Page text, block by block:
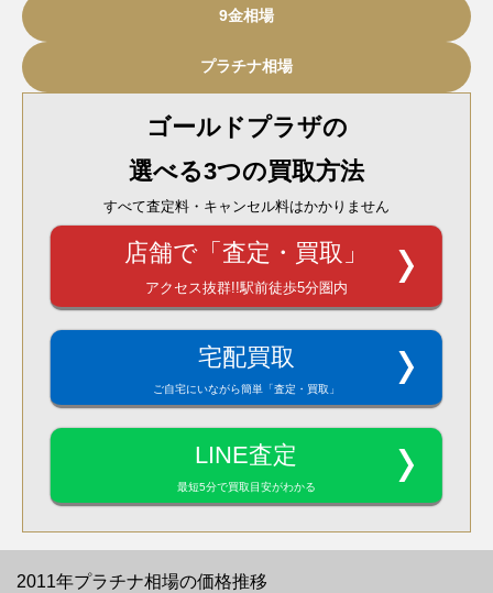
9金相場
プラチナ相場
ゴールドプラザの
選べる3つの買取方法
すべて査定料・キャンセル料はかかりません
店舗で「査定・買取」
アクセス抜群!!駅前徒歩5分圏内
宅配買取
ご自宅にいながら簡単「査定・買取」
LINE査定
最短5分で買取目安がわかる
2011年プラチナ相場の価格推移